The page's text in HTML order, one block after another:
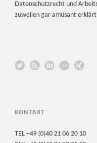
Datenschutzrecht und
zuweilen gar amüsant
KONTAKT
TEL +49 (0)40 21 06 20 10